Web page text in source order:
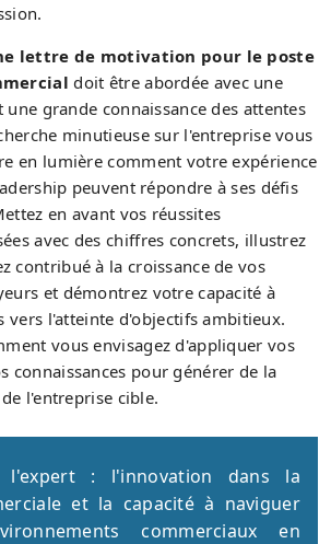
lettre de motivation pour le poste
doit être abordée avec une
grande connaissance des attentes
minutieuse sur l'entreprise vous
en lumière comment votre expérience
peuvent répondre à ses défis
en avant vos réussites
avec des chiffres concrets, illustrez
contribué à la croissance de vos
et démontrez votre capacité à
vers l'atteinte d'objectifs ambitieux.
vous envisagez d'appliquer vos
connaissances pour générer de la
l'entreprise cible.
l'expert : l'innovation dans la
et la capacité à naviguer
commerciaux en